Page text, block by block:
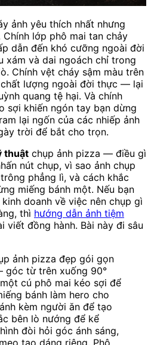
ảnh yêu thích nhất nhưng
lớp phô mai tan chảy
dẫn đến khó cưỡng ngoài đời
xám và dai ngoách chỉ trong
Chính vệt cháy sậm màu trên
lượng ngoài đời thực — lại
quang tệ hại. Và chính
sợi khiến ngón tay bạn dừng
lại ngốn của các nhiếp ảnh
trời để bắt cho trọn.
thuật chụp ảnh pizza — điều gì
nút chụp, vì sao ảnh chụp
phẳng lì, và cách khắc
miếng bánh một. Nếu bạn
doanh về việc nên chụp gì
thì hướng dẫn ảnh tiệm
viết đồng hành. Bài này đi sâu
ảnh pizza đẹp gói gọn
từ trên xuống 90°
cú phô mai kéo sợi để
bánh làm hero cho
kèm người ăn để tạo
bên lò nướng để kể
đòi hỏi góc ánh sáng,